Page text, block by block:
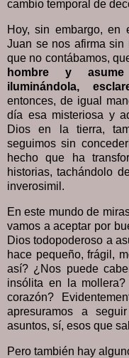
cambio temporal de
Hoy, sin embargo, en
Juan se nos afirma
que no contábamos,
hombre y
iluminándola,
entonces, de igual
día esa misteriosa y
Dios en la tierra,
seguimos sin
hecho que ha
historias, tachándolo
inverosimil.
En este mundo de
vamos a aceptar por
Dios todopoderoso a
hace pequeño, frágil,
así? ¿Nos puede
insólita en la
corazón?
apresuramos a
asuntos, sí, esos que
Pero también hay